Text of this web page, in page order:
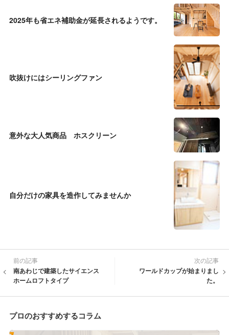
2025年も省エネ補助金が延長されるようです。
吹抜けにはシーリングファン
意外な大人気商品 ホスクリーン
自分だけの家具を造作してみませんか
前の記事
南あわじで建築したサイエンス
ホームロフトタイプ
次の記事
ワールドカップが始まりまし
た。
プロのおすすめするコラム